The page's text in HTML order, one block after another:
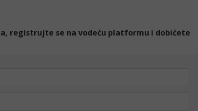
registrujte se na vodeću platformu i dobićete